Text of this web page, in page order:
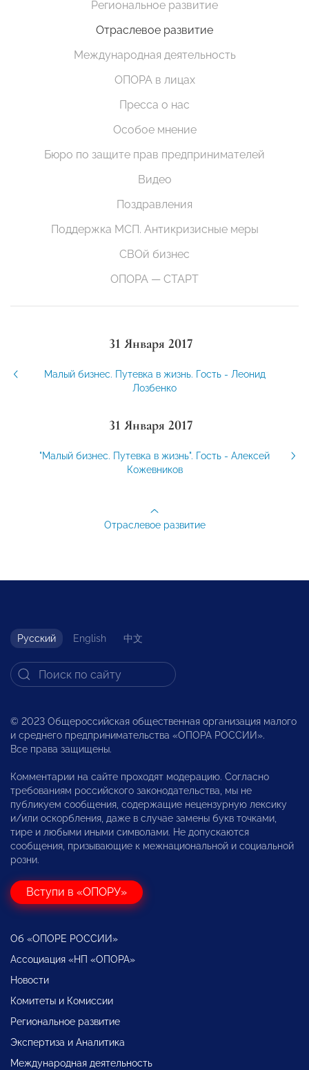
Региональное развитие
Отраслевое развитие
Международная деятельность
ОПОРА в лицах
Пресса о нас
Особое мнение
Бюро по защите прав предпринимателей
Видео
Поздравления
Поддержка МСП. Антикризисные меры
СВОй бизнес
ОПОРА — СТАРТ
31 Января 2017
Малый бизнес. Путевка в жизнь. Гость - Леонид
Лозбенко
31 Января 2017
"Малый бизнес. Путевка в жизнь". Гость - Алексей
Кожевников
Отраслевое развитие
Русский English 中文
© 2023 Общероссийская общественная организация малого
и среднего предпринимательства «ОПОРА РОССИИ».
Все права защищены.
Комментарии на сайте проходят модерацию. Согласно
требованиям российского законодательства, мы не
публикуем сообщения, содержащие нецензурную лексику
и/или оскорбления, даже в случае замены букв точками,
тире и любыми иными символами. Не допускаются
сообщения, призывающие к межнациональной и социальной
розни.
Вступи в «ОПОРУ»
Об «ОПОРЕ РОССИИ»
Ассоциация «НП «ОПОРА»
Новости
Комитеты и Комиссии
Региональное развитие
Экспертиза и Аналитика
Международная деятельность